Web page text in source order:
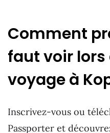
Comment
faut voir lors
voyage à
Inscrivez-vous ou
Passporter et